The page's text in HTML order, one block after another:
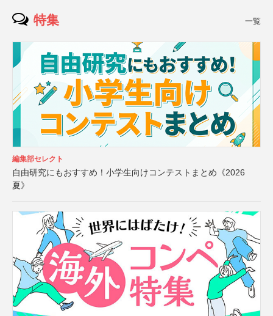
特集 一覧
編集部セレクト
自由研究にもおすすめ！小学生向けコンテストまとめ《2026
夏》